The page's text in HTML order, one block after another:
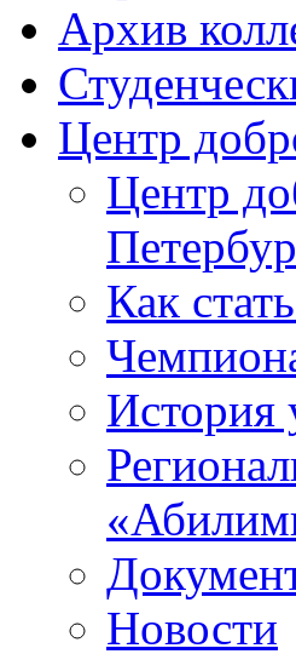
Архив
Центр
Центр
Как
История
Новости